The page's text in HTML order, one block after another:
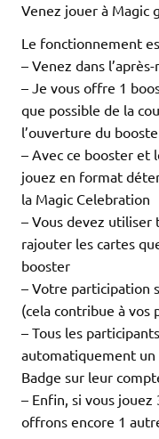
Venez jouer à Magic
Le fonctionnement
– Venez dans
– Je vous offre 1
que possible de la
l’ouverture du
– Avec ce booster et
jouez en format
la Magic Celebration
– Vous devez
rajouter les cartes
booster
– Votre participation
(cela contribue à vos
– Tous les
automatiquement un
Badge sur leur
– Enfin, si vous jouez
offrons encore 1